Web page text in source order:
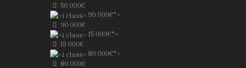
50 000€
90 000€">
90 000€
15 000€">
15 000€
80 000€">
80 000€